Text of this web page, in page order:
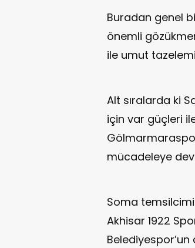
Buradan genel
önemli
ile umut
Alt sıralarda ki
için var güçleri
mücadeleye
Soma
Akhisar 1922
Belediyespor’un